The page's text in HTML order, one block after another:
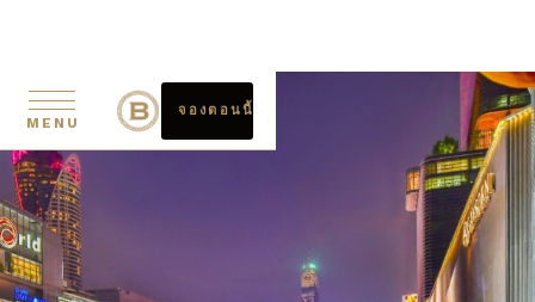
MENU
จองตอนนี้